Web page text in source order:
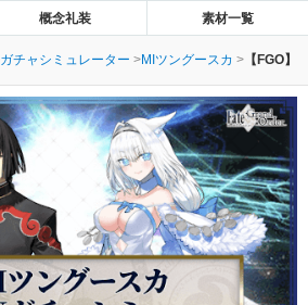
概念礼装 素材一覧
ガチャシミュレーター MIツングースカ 【FGO】